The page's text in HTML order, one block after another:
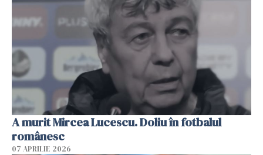
A murit Mircea Lucescu. Doliu în fotbalul
românesc
07 APRILIE 2026